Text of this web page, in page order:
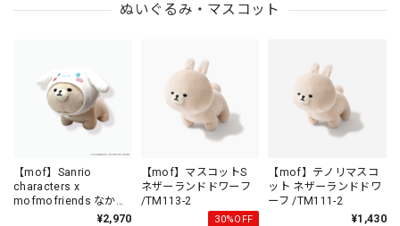
ぬいぐるみ・マスコット
【mof】Sanrio
characters x
mofmofriends なかよ
しテノリマスコット¥2,970
【mof】マスコットS
ネザーランドドワーフ
/TM113-2
30%OFF
【mof】テノリマスコ
ット ネザーランドドワ
ーフ /TM111-2
¥1,430